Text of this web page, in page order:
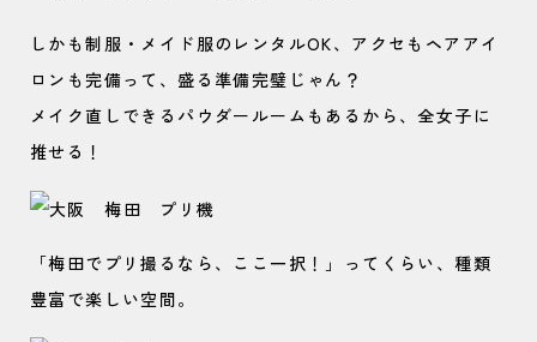
しかも制服・メイド服のレンタルOK、アクセもヘアアイ
ロンも完備って、盛る準備完璧じゃん？
メイク直しできるパウダールームもあるから、全女子に
推せる！
「梅田でプリ撮るなら、ここ一択！」ってくらい、種類
豊富で楽しい空間。